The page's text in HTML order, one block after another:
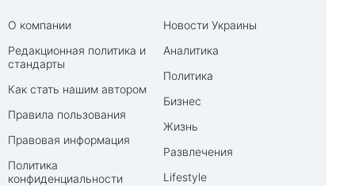
О компании
Редакционная политика и
стандарты
Как стать нашим автором
Правила пользования
Правовая информация
Политика
конфиденциальности
Новости Украины
Аналитика
Политика
Бизнес
Жизнь
Развлечения
Lifestyle